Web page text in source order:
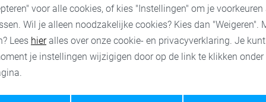
Terug Opslaan
voor alle cookies, of kies "Instellingen" om je voorkeuren
Wil je alleen noodzakelijke cookies? Kies dan "Weigeren".
Lees hieralles over onze cookie- en privacyverklaring. Je
je instellingen wijzigigen door op de link te klikken onder